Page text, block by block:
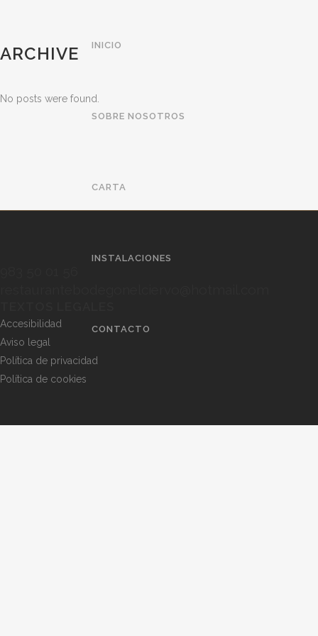
INICIO
SOBRE NOSOTROS
CARTA
INSTALACIONES
CONTACTO
ARCHIVE
No posts were found.
Accesibilidad
Aviso legal
Política de privacidad
Política de cookies